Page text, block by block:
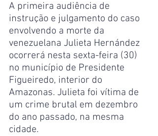
A primeira audiência de
instrução e julgamento do caso
envolvendo a morte da
venezuelana Julieta Hernández
ocorrerá nesta sexta-feira (30)
no município de Presidente
Figueiredo, interior do
Amazonas. Julieta foi vítima de
um crime brutal em dezembro
do ano passado, na mesma
cidade.